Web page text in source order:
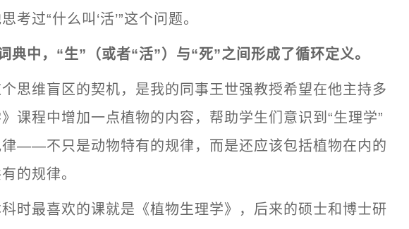
考过“什么叫‘活’”这个问题。
典中，“生”（或者“活”）与“死”之间形成了循环定义。
思维盲区的契机，是我的同事王世强教授希望在他主持多
课程中增加一点植物的内容，帮助学生们意识到“生理学”
律——不只是动物特有的规律，而是还应该包括植物在内的
的规律。
时最喜欢的课就是《植物生理学》，后来的硕士和博士研